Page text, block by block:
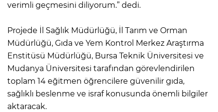
verimli geçmesini diliyorum.” dedi.
Projede İl Sağlık Müdürlüğü, İl Tarım ve Orman
Müdürlüğü, Gıda ve Yem Kontrol Merkez Araştırma
Enstitüsü Müdürlüğü, Bursa Teknik Üniversitesi ve
Mudanya Üniversitesi tarafından görevlendirilen
toplam 14 eğitmen öğrencilere güvenilir gıda,
sağlıklı beslenme ve israf konusunda önemli bilgiler
aktaracak.